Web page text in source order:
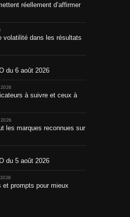
réellement d’affirmer
volatilité dans les résultats
du 6 août 2026
à suivre et ceux à
les marques reconnues sur
du 5 août 2026
prompts pour mieux